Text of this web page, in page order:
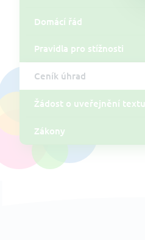
Domácí řád
Pravidla pro stížnosti
Ceník úhrad
Žádost o uveřejnění textu
Zákony